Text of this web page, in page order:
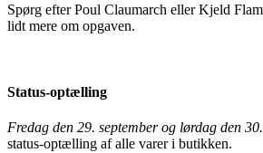
Spørg efter Poul Claumarch eller Kjeld
lidt mere om opgaven.
Status-optælling
Fredag den 29. september og lørdag den
status-optælling af alle varer i butikken.